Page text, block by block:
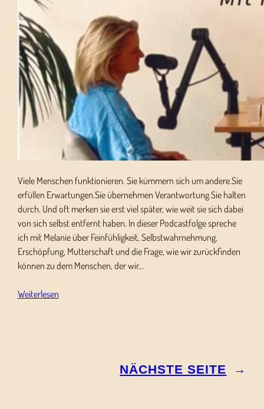
Viele Menschen funktionieren. Sie kümmern sich um andere.Sie
erfüllen Erwartungen.Sie übernehmen Verantwortung.Sie halten
durch. Und oft merken sie erst viel später, wie weit sie sich dabei
von sich selbst entfernt haben. In dieser Podcastfolge spreche
ich mit Melanie über Feinfühligkeit, Selbstwahrnehmung,
Erschöpfung, Mutterschaft und die Frage, wie wir zurückfinden
können zu dem Menschen, der wir…
Weiterlesen
NÄCHSTE SEITE →